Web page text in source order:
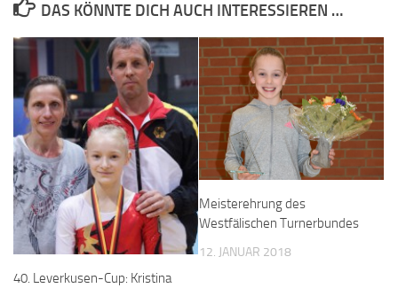
DAS KÖNNTE DICH AUCH INTERESSIEREN …
40. Leverkusen-Cup: Kristina
Meisterehrung des
Westfälischen Turnerbundes
12. JANUAR 2018